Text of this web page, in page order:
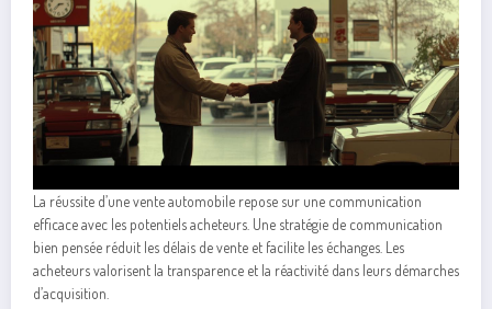
La réussite d’une vente automobile repose sur une communication
efficace avec les potentiels acheteurs. Une stratégie de communication
bien pensée réduit les délais de vente et facilite les échanges. Les
acheteurs valorisent la transparence et la réactivité dans leurs démarches
d’acquisition.